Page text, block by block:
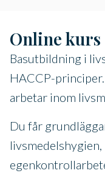
Online
Basutbildning i
HACCP-
arbetar inom
Du får